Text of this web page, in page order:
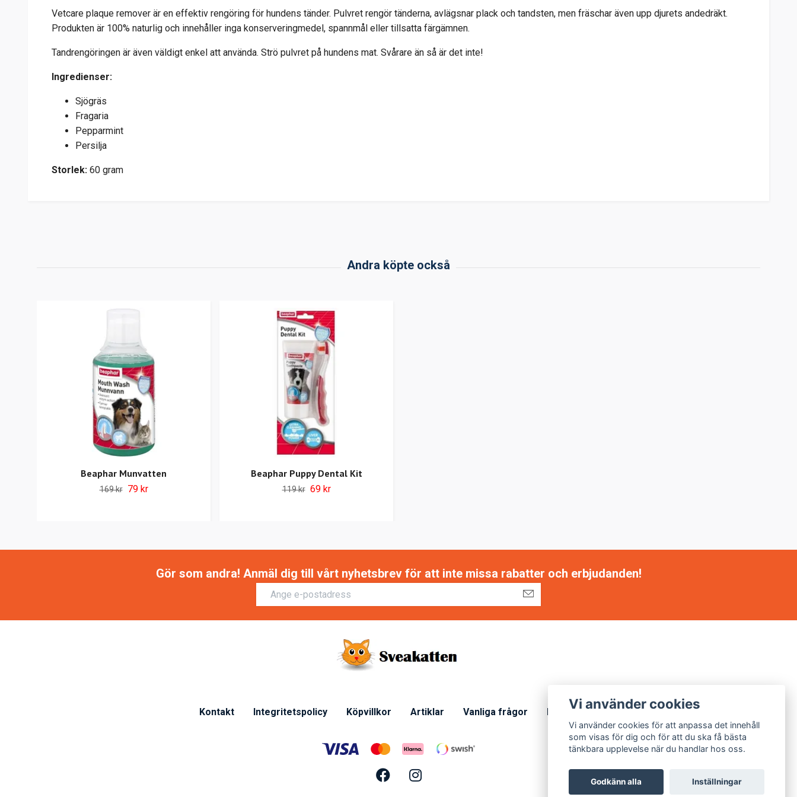
Vetcare plaque remover är en effektiv rengöring för hundens tänder. Pulvret rengör tänderna, avlägsnar plack och tandsten, men fräschar även upp djurets andedräkt.
Produkten är 100% naturlig och innehåller inga konserveringmedel, spannmål eller tillsatta färgämnen.
Tandrengöringen är även väldigt enkel att använda. Strö pulvret på hundens mat. Svårare än så är det inte!
Ingredienser:
Sjögräs
Fragaria
Pepparmint
Persilja
Storlek: 60 gram
Beaphar Munvatten
169 kr 79 kr
Beaphar Puppy Dental Kit
119 kr 69 kr
Gör som andra! Anmäl dig till vårt nyhetsbrev för att inte missa rabatter och erbjudanden!
Kontakt Integritetspolicy Köpvillkor Artiklar Vanliga frågor Miljöarbete
Vi använder cookies
Vi använder cookies för att anpassa det innehåll
som visas för dig och för att du ska få bästa
tänkbara upplevelse när du handlar hos oss.
Godkänn alla Inställningar